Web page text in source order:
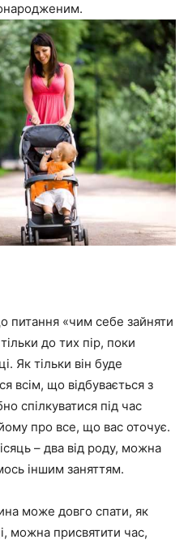
питання «чим себе зайняти
до тих пір, поки
Як тільки він буде
всім, що відбувається з
спілкуватися під час
про все, що вас оточує.
– два від роду, можна
іншим заняттям.
може довго спати, як
можна присвятити час,